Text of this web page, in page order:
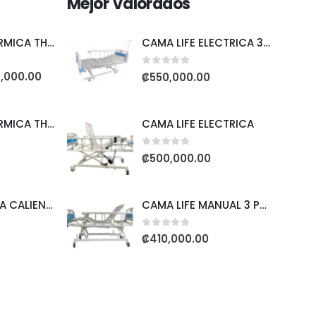
ALMOHADA TERMICA THERACARE
ALMOHADA TERMICA THERACARE
BOLSA DE AGUA CALIENTE
CAMA LIFE ELECTRICA 3 POSICIONES
0out of 5
₡550,000.00
CAMA LIFE ELECTRICA
0out of 5
₡500,000.00
CAMA LIFE MANUAL 3 POSICIONES
0out of 5
₡410,000.00